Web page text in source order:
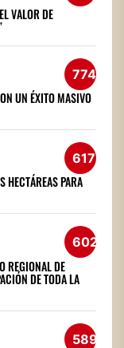
VALOR DE
774
UN ÉXITO MASIVO
617
HECTÁREAS PARA
602
REGIONAL DE
DE TODA LA
589